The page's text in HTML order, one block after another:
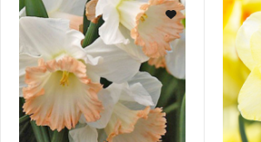
(5
штук)
(5
штук)